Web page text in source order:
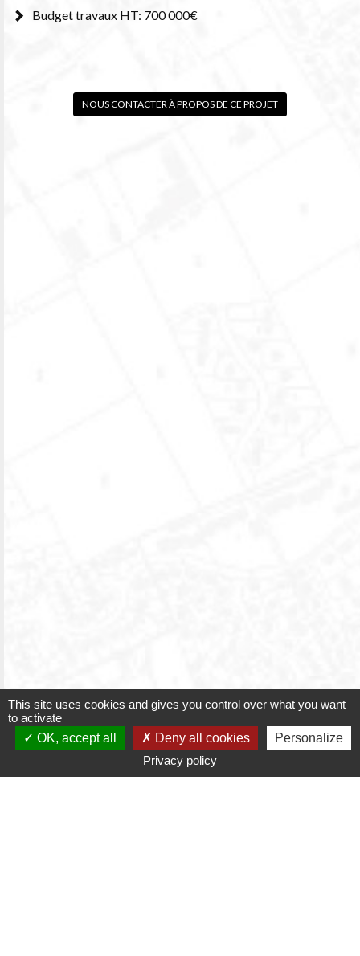
Budget travaux HT: 700 000€
NOUS CONTACTER À PROPOS DE CE PROJET
This site uses cookies and gives you control over what you want
to activate
OK, accept all
Deny all cookies
Personalize
Privacy policy